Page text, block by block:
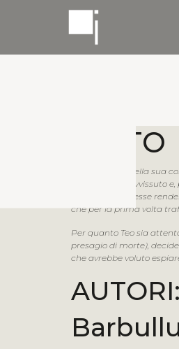
TESTO
Dopo l’infarto della sua
colpa del sopravvissuto
sconosciuti potesse
che per la prima volta
Per quanto Teo sia
presagio di morte),
che avrebbe voluto
AUTORI: